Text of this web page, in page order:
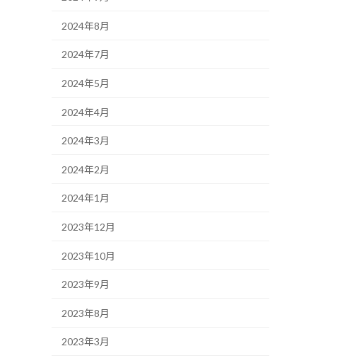
2024年8月
2024年7月
2024年5月
2024年4月
2024年3月
2024年2月
2024年1月
2023年12月
2023年10月
2023年9月
2023年8月
2023年3月